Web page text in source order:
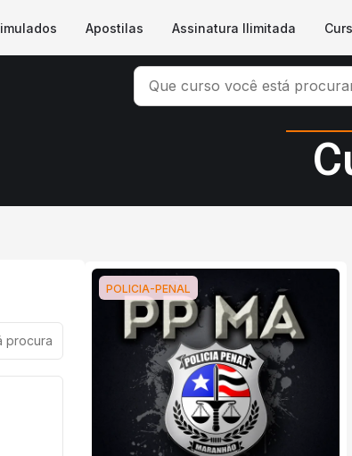
Apostilas Assinatura Ilimitada
POLICIA-PENAL